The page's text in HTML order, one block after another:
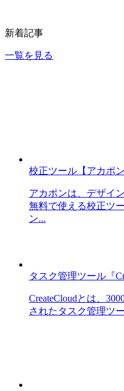
新着記事
一覧を見る
校正ツール【アカポ
アカポンは、デザイ
無料で使える校正ツ
ン...
タスク管理ツール『
CreateCloudとは、
されたタスク管理ツ